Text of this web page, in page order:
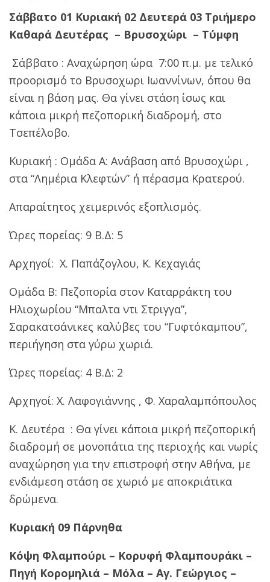
Σάββατο 01 Κυριακή 02 Δευτερά 03 Τριήμερο
Καθαρά Δευτέρας – Βρυσοχώρι – Τύμφη
Σάββατο : Αναχώρηση ώρα 7:00 π.μ. με τελικό
προορισμό το Βρυσοχωρι Ιωαννίνων, όπου θα
είναι η βάση μας. Θα γίνει στάση ίσως και
κάποια μικρή πεζοπορική διαδρομή, στο
Τσεπέλοβο.
Κυριακή : Ομάδα Α: Ανάβαση από Βρυσοχώρι ,
στα “Λημέρια Κλεφτών” ή πέρασμα Κρατερού.
Απαραίτητος χειμερινός εξοπλισμός.
Ώρες πορείας: 9 Β.Δ: 5
Αρχηγοί: Χ. Παπάζογλου, Κ. Κεχαγιάς
Ομάδα Β: Πεζοπορία στον Καταρράκτη του
Ηλιοχωρίου “Μπαλτα ντι Στριγγα”,
Σαρακατσάνικες καλύβες του “Γυφτόκαμπου”,
περιήγηση στα γύρω χωριά.
Ώρες πορείας: 4 Β.Δ: 2
Αρχηγοί: Χ. Λαφογιάννης , Φ. Χαραλαμπόπουλος
Κ. Δευτέρα : Θα γίνει κάποια μικρή πεζοπορική
διαδρομή σε μονοπάτια της περιοχής και νωρίς
αναχώρηση για την επιστροφή στην Αθήνα, με
ενδιάμεση στάση σε χωριό με αποκριάτικα
δρώμενα.
Κυριακή 09 Πάρνηθα
Κόψη Φλαμπούρι – Κορυφή Φλαμπουράκι –
Πηγή Κορομηλιά – Μόλα – Αγ. Γεώργιος –